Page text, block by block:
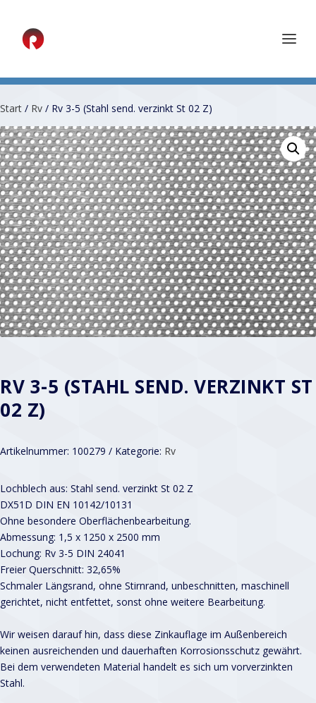
Start / Rv / Rv 3-5 (Stahl send. verzinkt St 02 Z)
RV 3-5 (STAHL SEND. VERZINKT ST
02 Z)
Artikelnummer: 100279 Kategorie: Rv
Lochblech aus: Stahl send. verzinkt St 02 Z
DX51D DIN EN 10142/10131
Ohne besondere Oberflächenbearbeitung.
Abmessung: 1,5 x 1250 x 2500 mm
Lochung: Rv 3-5 DIN 24041
Freier Querschnitt: 32,65%
Schmaler Längsrand, ohne Stirnrand, unbeschnitten, maschinell
gerichtet, nicht entfettet, sonst ohne weitere Bearbeitung.
Wir weisen darauf hin, dass diese Zinkauflage im Außenbereich
keinen ausreichenden und dauerhaften Korrosionsschutz gewährt.
Bei dem verwendeten Material handelt es sich um vorverzinkten
Stahl.